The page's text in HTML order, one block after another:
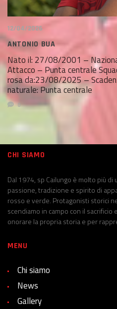
12/04/2026
ANTONIO BUA
Nato il: 27/08/2001 –
Attacco – Punta centrale
rosa da:23/08/2025 –
naturale: Punta centrale
0
CHI SIAMO
Dal 1974, sp Cailungo è molto più di
passione, tradizione e spirito di
rosso e verde. Protagonisti storici
scendiamo in campo con il sacrificio
onorare la propria storia e per
MENU
Chi siamo
News
Gallery